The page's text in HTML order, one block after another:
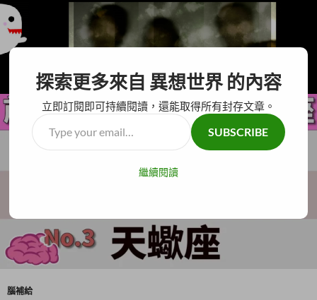
異想世界
主要選單
至
主
要
腦補給
探索更多來自 異想世界 的內容
立即訂閱即可持續閱讀，還能取得所有封存文章。
Type
your
SUBSCRIBE
繼續閱讀